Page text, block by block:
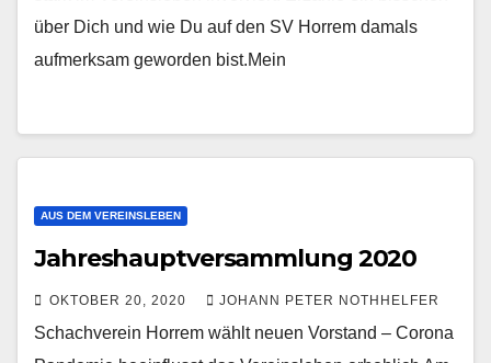
über Dich und wie Du auf den SV Horrem damals
aufmerksam geworden bist.Mein
AUS DEM VEREINSLEBEN
Jahreshauptversammlung 2020
OKTOBER 20, 2020 JOHANN PETER NOTHHELFER
Schachverein Horrem wählt neuen Vorstand – Corona